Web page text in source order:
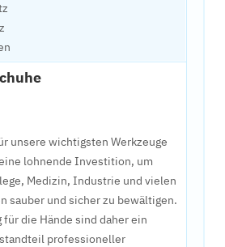
unsere wichtigsten Werkzeuge
lohnende Investition, um
Medizin, Industrie und vielen
sauber und sicher zu bewältigen.
die Hände sind daher ein
professioneller